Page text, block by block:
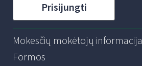
Prisijungti
Mokesčių mokėtojų informacija
Formos